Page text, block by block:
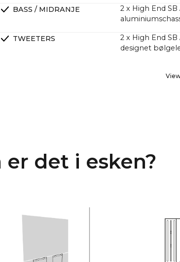
BASS / MIDRANJE
2 x High End
TWEETERS
2 x High End
designet
kraftigere enn
et mye høyere
er derfor svært
tradisjonelle
View
er det i esken?